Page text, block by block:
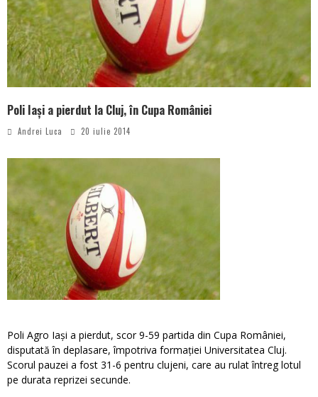
Poli Iași a pierdut la Cluj, în Cupa României
Andrei Luca 20 iulie 2014
Poli Agro Iași a pierdut, scor 9-59 partida din Cupa României,
disputată în deplasare, împotriva formației Universitatea Cluj.
Scorul pauzei a fost 31-6 pentru clujeni, care au rulat întreg lotul
pe durata reprizei secunde.